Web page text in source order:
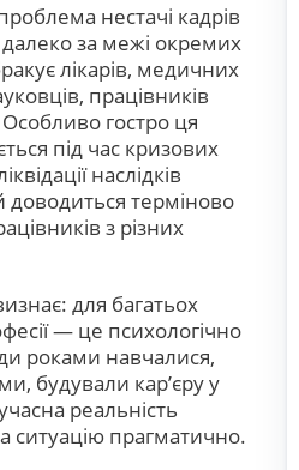
нестачі кадрів
за межі окремих
лікарів, медичних
працівників
гостро ця
під час кризових
наслідків
доводиться терміново
з різних
для багатьох
— це психологічно
роками навчалися,
будували кар’єру у
реальність
ситуацію прагматично.